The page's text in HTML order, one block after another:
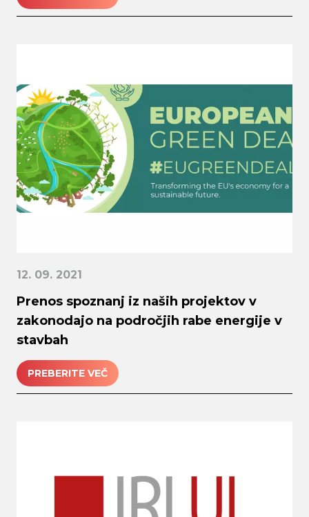
12. 09. 2021
Prenos spoznanj iz naših projektov v
zakonodajo na področjih rabe energije v
stavbah
PREBERITE VEČ